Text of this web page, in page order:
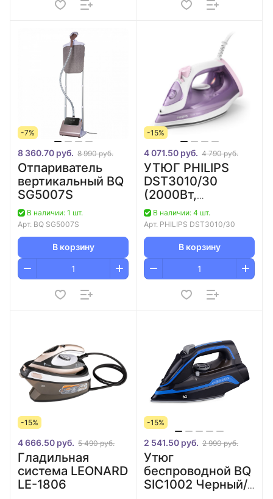
-7%
8 360.70 руб. 8 990 руб.
Отпариватель
вертикальный BQ
SG5007S
В наличии: 1 шт.
Арт. BQ SG5007S
В корзину
-15%
4 071.50 руб. 4 790 руб.
УТЮГ PHILIPS
DST3010/30
(2000Вт,
Фиолетовый,
Керамика)
В наличии: 4 шт.
Арт. PHILIPS DST3010/30
В корзину
-15%
4 666.50 руб. 5 490 руб.
Гладильная
система LEONARD
LE-1806
-15%
2 541.50 руб. 2 990 руб.
Утюг
беспроводной BQ
SIC1002 Черный/